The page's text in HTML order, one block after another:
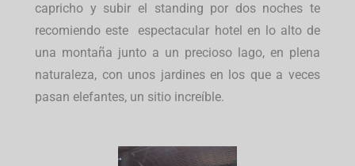
capricho y subir el standing por dos noches te
recomiendo este espectacular hotel en lo alto de
una montaña junto a un precioso lago, en plena
naturaleza, con unos jardines en los que a veces
pasan elefantes, un sitio increíble.